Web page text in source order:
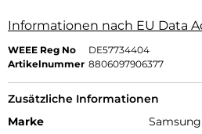
Informationen nach EU Data
WEEE Reg No
DE57734404
Artikelnummer 8806097906377
Zusätzliche Informationen
Marke
Samsung